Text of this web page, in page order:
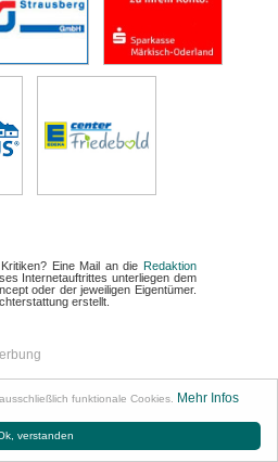
verstanden
funktionale Cookies. Mehr Infos
Eine Mail an die Redaktion
Internetauftrittes unterliegen dem
oder der jeweiligen Eigentümer.
erstellt.
• Links •
Briefkasten
Facebook